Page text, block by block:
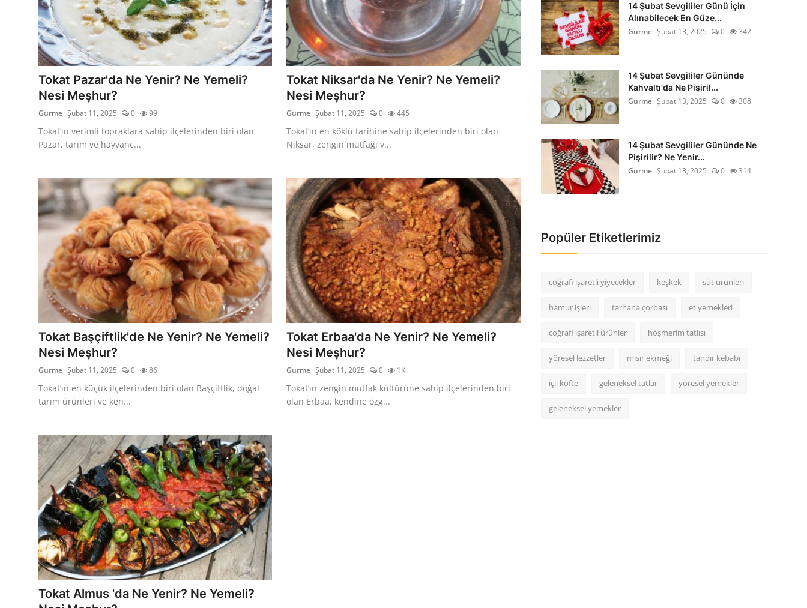
Tokat Pazar'da Ne Yenir? Ne Yemeli?
Nesi Meşhur?
Gurme Şubat 11, 2025 0 99
Tokat’ın verimli topraklara sahip ilçelerinden biri olan
Pazar, tarım ve hayvanc...
Tokat Niksar'da Ne Yenir? Ne Yemeli?
Nesi Meşhur?
Gurme Şubat 11, 2025 0 445
Tokat’ın en köklü tarihine sahip ilçelerinden biri olan
Niksar, zengin mutfağı v...
Tokat Başçiftlik'de Ne Yenir? Ne Yemeli?
Nesi Meşhur?
Gurme Şubat 11, 2025 0 86
Tokat’ın en küçük ilçelerinden biri olan Başçiftlik, doğal
tarım ürünleri ve ken...
Tokat Erbaa'da Ne Yenir? Ne Yemeli?
Nesi Meşhur?
Gurme Şubat 11, 2025 0 1K
Tokat’ın zengin mutfak kültürüne sahip ilçelerinden biri
olan Erbaa, kendine özg...
Tokat Almus 'da Ne Yenir? Ne Yemeli?
14 Şubat Sevgililer Günü İçin
Alınabilecek En Güze...
Gurme Şubat 13, 2025 0 342
14 Şubat Sevgililer Gününde
Kahvaltı'da Ne Pişiril...
Gurme Şubat 13, 2025 0 308
14 Şubat Sevgililer Gününde Ne
Pişirilir? Ne Yenir...
Gurme Şubat 13, 2025 0 314
Popüler Etiketlerimiz
coğrafi işaretli yiyecekler keşkek süt ürünleri
hamur işleri tarhana çorbası et yemekleri
coğrafi işaretli ürünler höşmerim tatlısı
yöresel lezzetler mısır ekmeği tandır kebabı
içli köfte geleneksel tatlar yöresel yemekler
geleneksel yemekler